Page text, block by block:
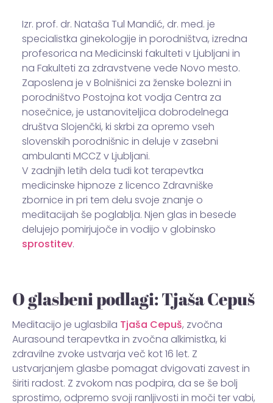
Izr. prof. dr. Nataša Tul Mandić, dr. med. je
specialistka ginekologije in porodništva, izredna
profesorica na Medicinski fakulteti v Ljubljani in
na Fakulteti za zdravstvene vede Novo mesto.
Zaposlena je v Bolnišnici za ženske bolezni in
porodništvo Postojna kot vodja Centra za
nosečnice, je ustanoviteljica dobrodelnega
društva Slojenčki, ki skrbi za opremo vseh
slovenskih porodnišnic in deluje v zasebni
ambulanti MCCZ v Ljubljani.
V zadnjih letih dela tudi kot terapevtka
medicinske hipnoze z licenco Zdravniške
zbornice in pri tem delu svoje znanje o
meditacijah še poglablja. Njen glas in besede
delujejo pomirjujoče in vodijo v globinsko
sprostitev.
O glasbeni podlagi: Tjaša Cepuš
Meditacijo je uglasbila Tjaša Cepuš, zvočna
Aurasound terapevtka in zvočna alkimistka, ki
zdravilne zvoke ustvarja več kot 16 let. Z
ustvarjanjem glasbe pomagat dvigovati zavest in
širiti radost. Z zvokom nas podpira, da se še bolj
sprostimo, odpremo svoji ranljivosti in moči ter vabi,